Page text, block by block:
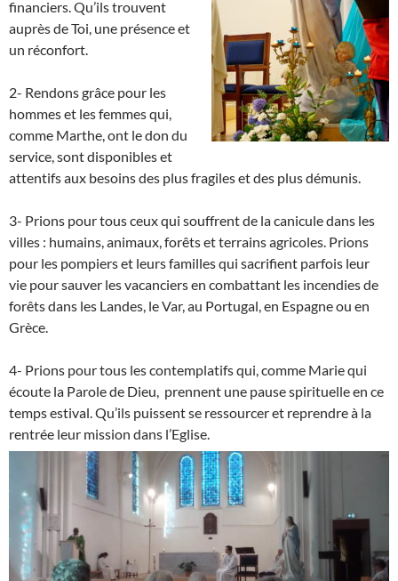
financiers. Qu’ils trouvent
auprès de Toi, une présence et
un réconfort.
2- Rendons grâce pour les
hommes et les femmes qui,
comme Marthe, ont le don du
service, sont disponibles et
attentifs aux besoins des plus fragiles et des plus démunis.
3- Prions pour tous ceux qui souffrent de la canicule dans les
villes : humains, animaux, forêts et terrains agricoles. Prions
pour les pompiers et leurs familles qui sacrifient parfois leur
vie pour sauver les vacanciers en combattant les incendies de
forêts dans les Landes, le Var, au Portugal, en Espagne ou en
Grèce.
4- Prions pour tous les contemplatifs qui, comme Marie qui
écoute la Parole de Dieu, prennent une pause spirituelle en ce
temps estival. Qu’ils puissent se ressourcer et reprendre à la
rentrée leur mission dans l’Eglise.